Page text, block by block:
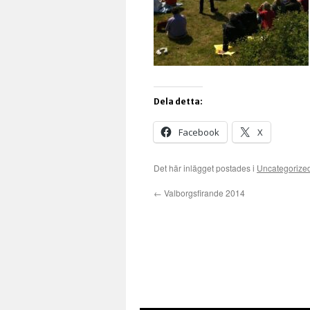
Dela detta:
Facebook X
Det här inlägget postades i
← Valborgsfirande 2014